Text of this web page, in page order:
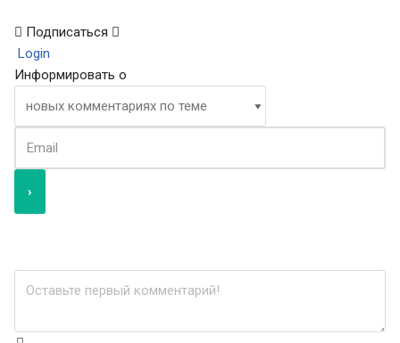
Подписаться
Login
Информировать о